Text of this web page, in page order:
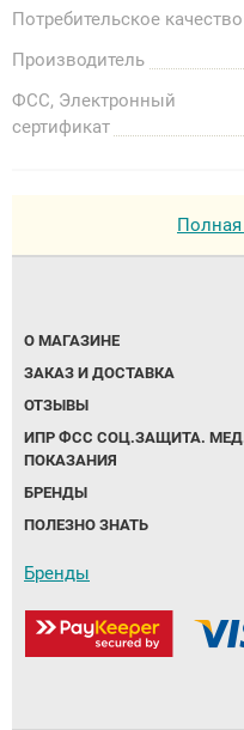
Потребительское качество
Производитель
ФСС, Электронный
сертификат
Полная
О МАГАЗИНЕ
ЗАКАЗ И ДОСТАВКА
ОТЗЫВЫ
ИПР ФСС СОЦ.ЗАЩИТА.
ПОКАЗАНИЯ
БРЕНДЫ
ПОЛЕЗНО ЗНАТЬ
Бренды